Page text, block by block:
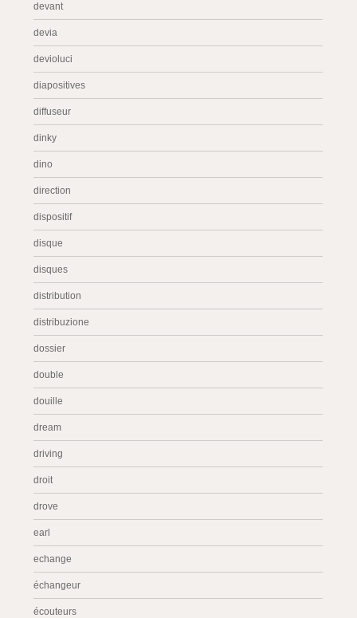
devant
devia
devioluci
diapositives
diffuseur
dinky
dino
direction
dispositif
disque
disques
distribution
distribuzione
dossier
double
douille
dream
driving
droit
drove
earl
echange
échangeur
écouteurs